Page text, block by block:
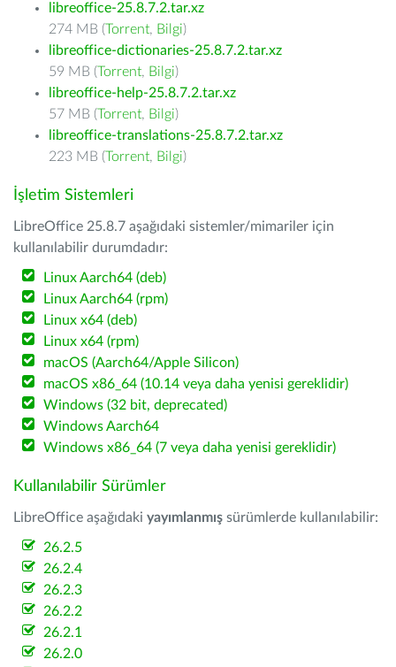
libreoffice-25.8.7.2.tar.xz
274 MB (Torrent, Bilgi)
libreoffice-dictionaries-25.8.7.2.tar.xz
59 MB (Torrent, Bilgi)
libreoffice-help-25.8.7.2.tar.xz
57 MB (Torrent, Bilgi)
libreoffice-translations-25.8.7.2.tar.xz
223 MB (Torrent, Bilgi)
İşletim Sistemleri
LibreOffice 25.8.7 aşağıdaki sistemler/mimariler için
kullanılabilir durumdadır:
Linux Aarch64 (deb)
Linux Aarch64 (rpm)
Linux x64 (deb)
Linux x64 (rpm)
macOS (Aarch64/Apple Silicon)
macOS x86_64 (10.14 veya daha yenisi gereklidir)
Windows (32 bit, deprecated)
Windows Aarch64
Windows x86_64 (7 veya daha yenisi gereklidir)
Kullanılabilir Sürümler
LibreOffice aşağıdaki yayımlanmış sürümlerde kullanılabilir:
26.2.5
26.2.4
26.2.3
26.2.2
26.2.1
26.2.0